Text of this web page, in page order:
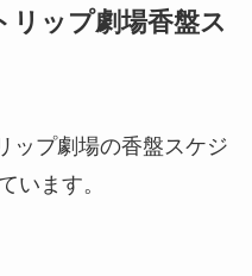
リップ劇場香盤ス
ップ劇場の香盤スケジ
います。